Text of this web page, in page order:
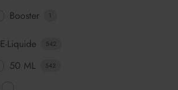
Booster 1
E-Liquide 542
50 ML 542